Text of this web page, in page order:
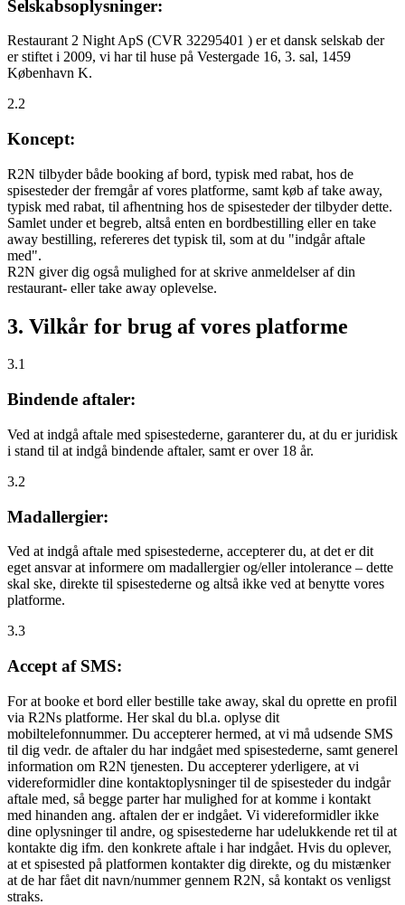
Selskabsoplysninger:
Restaurant 2 Night ApS (CVR 32295401 ) er et dansk selskab der
er stiftet i 2009, vi har til huse på Vestergade 16, 3. sal, 1459
København K.
2.2
Koncept:
R2N tilbyder både booking af bord, typisk med rabat, hos de
spisesteder der fremgår af vores platforme, samt køb af take away,
typisk med rabat, til afhentning hos de spisesteder der tilbyder dette.
Samlet under et begreb, altså enten en bordbestilling eller en take
away bestilling, refereres det typisk til, som at du "indgår aftale
med".
R2N giver dig også mulighed for at skrive anmeldelser af din
restaurant- eller take away oplevelse.
3. Vilkår for brug af vores platforme
3.1
Bindende aftaler:
Ved at indgå aftale med spisestederne, garanterer du, at du er juridisk
i stand til at indgå bindende aftaler, samt er over 18 år.
3.2
Madallergier:
Ved at indgå aftale med spisestederne, accepterer du, at det er dit
eget ansvar at informere om madallergier og/eller intolerance – dette
skal ske, direkte til spisestederne og altså ikke ved at benytte vores
platforme.
3.3
Accept af SMS:
For at booke et bord eller bestille take away, skal du oprette en profil
via R2Ns platforme. Her skal du bl.a. oplyse dit
mobiltelefonnummer. Du accepterer hermed, at vi må udsende SMS
til dig vedr. de aftaler du har indgået med spisestederne, samt generel
information om R2N tjenesten. Du accepterer yderligere, at vi
videreformidler dine kontaktoplysninger til de spisesteder du indgår
aftale med, så begge parter har mulighed for at komme i kontakt
med hinanden ang. aftalen der er indgået. Vi videreformidler ikke
dine oplysninger til andre, og spisestederne har udelukkende ret til at
kontakte dig ifm. den konkrete aftale i har indgået. Hvis du oplever,
at et spisested på platformen kontakter dig direkte, og du mistænker
at de har fået dit navn/nummer gennem R2N, så kontakt os venligst
straks.